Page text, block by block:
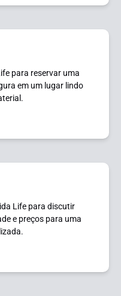
para reservar uma
em um lugar lindo
Life para discutir
e preços para uma